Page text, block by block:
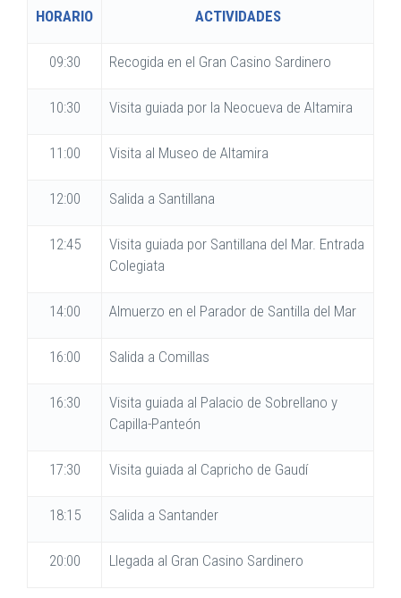
HORARIO ACTIVIDADES
09:30 Recogida en el Gran Casino Sardinero
10:30 Visita guiada por la Neocueva de Altamira
11:00 Visita al Museo de Altamira
12:00 Salida a Santillana
12:45
Visita guiada por Santillana del Mar. Entrada
Colegiata
14:00 Almuerzo en el Parador de Santilla del Mar
16:00 Salida a Comillas
16:30
Visita guiada al Palacio de Sobrellano y
Capilla-Panteón
17:30 Visita guiada al Capricho de Gaudí
18:15 Salida a Santander
20:00 Llegada al Gran Casino Sardinero